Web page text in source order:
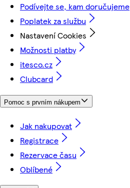
Podívejte se, kam doručujeme
Poplatek za službu
Nastavení Cookies
Možnosti platby
itesco.cz
Clubcard
Pomoc s prvním nákupem
Jak nakupovat
Registrace
Rezervace času
Oblíbené